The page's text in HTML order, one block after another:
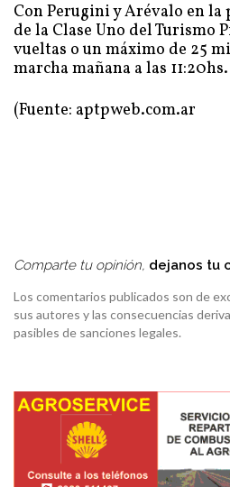
Con Perugini y Arévalo en
de la Clase Uno del Turismo
vueltas o un máximo de 25
marcha mañana a las 11:20hs.
(Fuente: aptpweb.com.ar
Comparte tu opinión, dejanos tu
Los comentarios publicados son de
sus autores y las consecuencias
pasibles de sanciones legales.